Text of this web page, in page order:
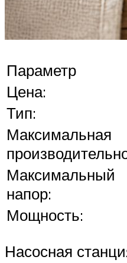
Параметр
Цена:
Тип:
Максимальная
Максимальный
напор:
Мощность:
Насосная